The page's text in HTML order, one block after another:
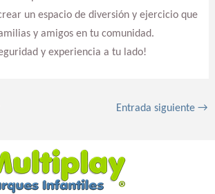
un espacio de diversión y ejercicio que
y amigos en tu comunidad.
y experiencia a tu lado!
Entrada siguiente→